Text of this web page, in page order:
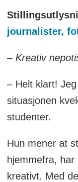
journalister,
– Kreativ
– Helt klart!
situasjonen
studenter.
Hun mener at
hjemmefra,
kreativt. Med